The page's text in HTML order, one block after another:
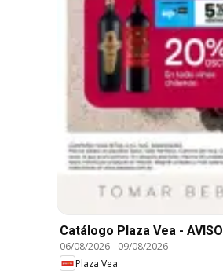
Catálogo Plaza Vea -
06/08/2026- 09/08/2026
Plaza Vea